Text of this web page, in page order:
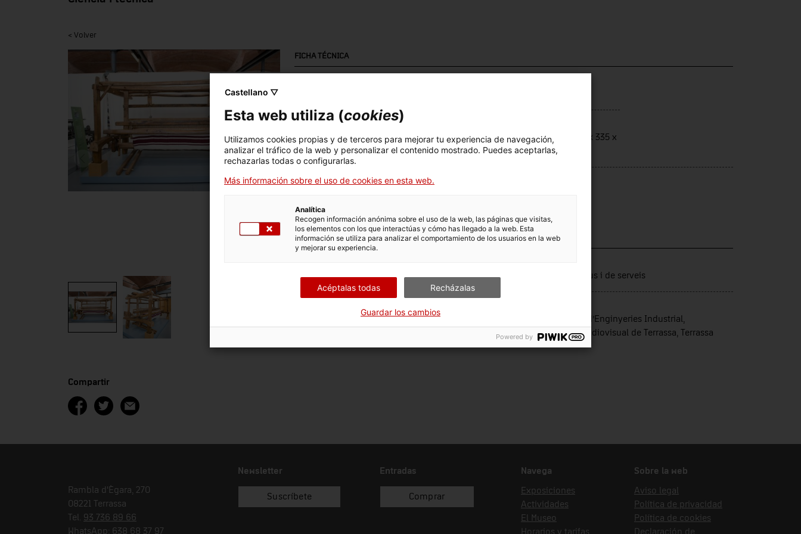
< Volver
FICHA TÉCNICA
Número de inventario
4727 Segle XVIII
Dimensions: 212 x 335 x
202 cm
Material
DATOS DEL MUSEO
Ciència i tècnica Sectors productius i de serveis
donació
Escola Superior d’Enginyeries Industrial,
Aeroespacial i Audiovisual de Terrassa, Terrassa
Compartir
Rambla d'Ègara, 270
08221 Terrassa
Tel. 93 736 89 66
WhatsApp: 638 68 37 97
Newsletter
Suscríbete
Entradas
Comprar
Navega
Exposiciones
Actividades
El Museo
Horarios y tarifas
Sobre la web
Aviso legal
Política de privacidad
Política de cookies
Declaración de
Castellano ▽
Esta web utiliza (cookies)
Utilizamos cookies propias y de terceros para mejorar tu experiencia de navegación,
analizar el tráfico de la web y personalizar el contenido mostrado. Puedes aceptarlas,
rechazarlas todas o configurarlas.
Más información sobre el uso de cookies en esta web.
Analítica
Recogen información anónima sobre el uso de la web, las páginas que visitas,
los elementos con los que interactúas y cómo has llegado a la web. Esta
información se utiliza para analizar el comportamiento de los usuarios en la web
y mejorar su experiencia.
Acéptalas todas Recházalas
Guardar los cambios
Powered by